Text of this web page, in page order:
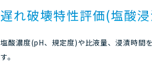
遅れ破壊特性評価(塩酸
塩酸濃度(pH、規定度)や比液量、浸漬時間
す。